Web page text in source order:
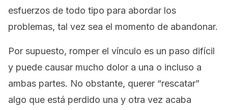
esfuerzos de todo tipo para abordar los
problemas, tal vez sea el momento de abandonar.
Por supuesto, romper el vínculo es un paso difícil
y puede causar mucho dolor a una o incluso a
ambas partes. No obstante, querer “rescatar”
algo que está perdido una y otra vez acaba